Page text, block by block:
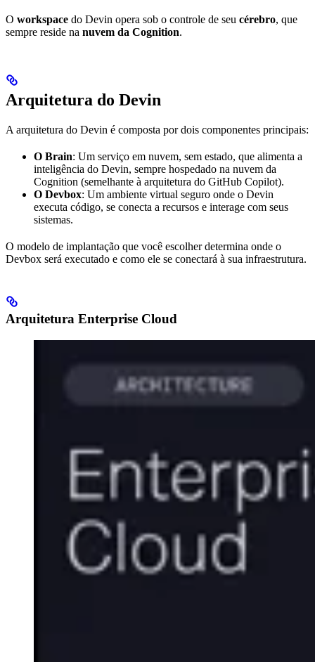
O workspace do Devin opera sob o controle de seu cérebro, que
sempre reside na nuvem da Cognition.
Arquitetura do Devin
A arquitetura do Devin é composta por dois componentes principais:
O Brain: Um serviço em nuvem, sem estado, que alimenta a
inteligência do Devin, sempre hospedado na nuvem da
Cognition (semelhante à arquitetura do GitHub Copilot).
O Devbox: Um ambiente virtual seguro onde o Devin
executa código, se conecta a recursos e interage com seus
sistemas.
O modelo de implantação que você escolher determina onde o
Devbox será executado e como ele se conectará à sua infraestrutura.
Arquitetura Enterprise Cloud